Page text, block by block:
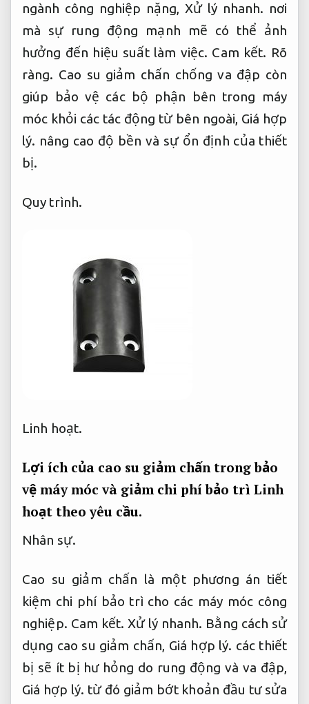
ngành công nghiệp nặng,Xử lý nhanh. nơi
mà sự rung động mạnh mẽ có thể ảnh
hưởng đến hiệu suất làm việc. Cam kết. Rõ
ràng. Cao su giảm chấn chống va đập còn
giúp bảo vệ các bộ phận bên trong máy
móc khỏi các tác động từ bên ngoài, Giá hợp
lý. nâng cao độ bền và sự ổn định của thiết
bị.
Quy trình.
Linh hoạt.
Lợi ích của cao su giảm chấn trong bảo
vệ máy móc và giảm chi phí bảo trì Linh
hoạt theo yêu cầu.
Nhân sự.
Cao su giảm chấn là một phương án tiết
kiệm chi phí bảo trì cho các máy móc công
nghiệp. Cam kết. Xử lý nhanh. Bằng cách sử
dụng cao su giảm chấn, Giá hợp lý. các thiết
bị sẽ ít bị hư hỏng do rung động và va đập,
Giá hợp lý. từ đó giảm bớt khoản đầu tư sửa